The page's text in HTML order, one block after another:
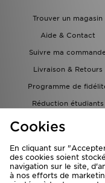
Trouver un magasin
Aide & Contact
Suivre ma
Livraison & Retours
Programme de
Réduction étudiants
Carte Cadeau
Cookies
En cliquant sur
des cookies soient
navigation sur le site,
à nos efforts de